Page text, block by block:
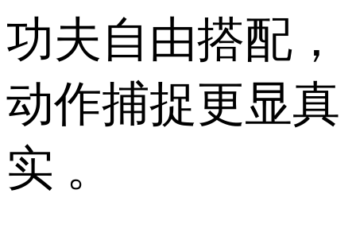
功夫自由搭配，
动作捕捉更显真
实 。